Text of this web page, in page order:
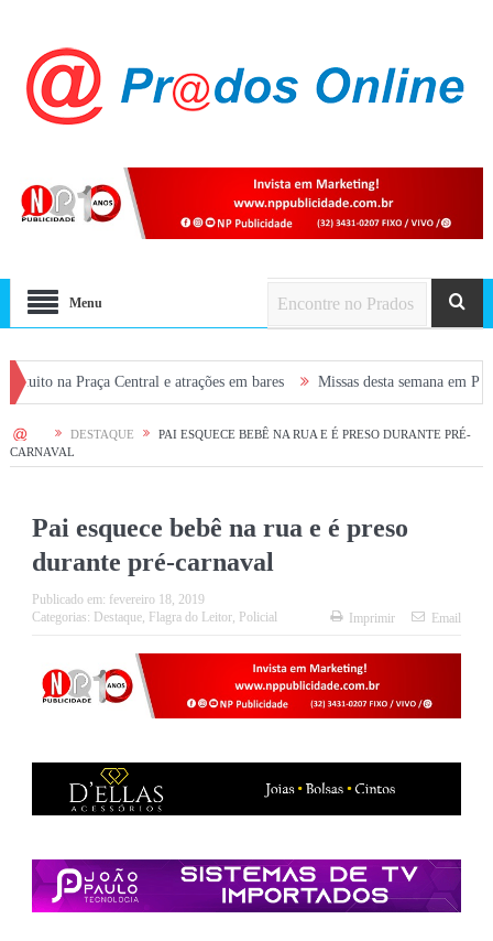
Menu
Central e atrações em bares Missas desta semana em Prados:
HOME DESTAQUE
PAI ESQUECE BEBÊ NA RUA E É PRESO DURANTE PRÉ-
CARNAVAL
Pai esquece bebê na rua e é preso
durante pré-carnaval
Publicado em: fevereiro 18, 2019
Categorias: Destaque, Flagra do Leitor, Policial Imprimir Email